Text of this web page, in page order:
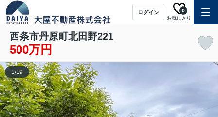
ログイン
お気に入り
0
西条市丹原町北田野221
500万円
1/19